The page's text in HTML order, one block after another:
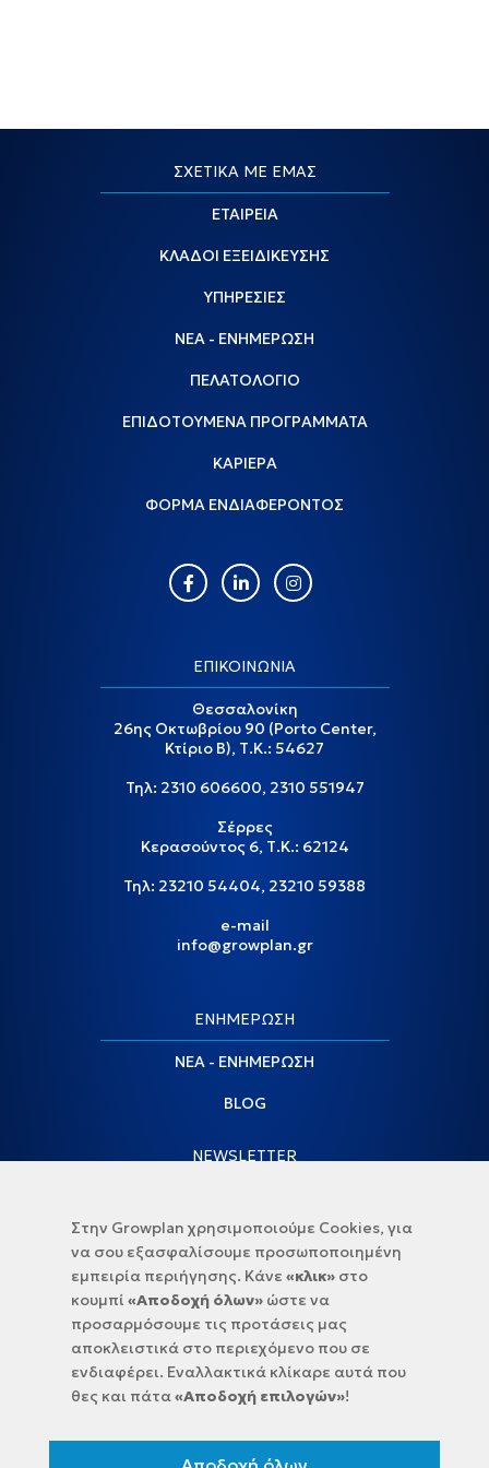
Στην Growplan χρησιμοποιούμε Cookies, για
να σου εξασφαλίσουμε προσωποποιημένη
εμπειρία περιήγησης. Κάνε «κλικ»στο
κουμπί «Αποδοχή όλων»ώστε να
προσαρμόσουμε τις προτάσεις μας
αποκλειστικά στο περιεχόμενο που σε
ενδιαφέρει. Εναλλακτικά κλίκαρε αυτά που
θες και πάτα«Αποδοχή επιλογών»!
ΣΧΕΤΙΚΑ ΜΕ ΕΜΑΣ
ΕΤΑΙΡΕΙΑ
ΚΛΑΔΟΙ ΕΞΕΙΔΙΚΕΥΣΗΣ
ΥΠΗΡΕΣΙΕΣ
ΝΕΑ - ΕΝΗΜΕΡΩΣΗ
ΠΕΛΑΤΟΛΟΓΙΟ
ΕΠΙΔΟΤΟΥΜΕΝΑ ΠΡΟΓΡΑΜΜΑΤΑ
ΚΑΡΙΕΡΑ
ΦΟΡΜΑ ΕΝΔΙΑΦΕΡΟΝΤΟΣ
ΕΠΙΚΟΙΝΩΝΙΑ
Θεσσαλονίκη
26ης Οκτωβρίου 90 (Porto Center,
Κτίριο Β), Τ.Κ.: 54627
Τηλ: 2310 606600, 2310 551947
Σέρρες
Κερασούντος 6, Τ.Κ.: 62124
Τηλ: 23210 54404, 23210 59388
e-mail
info@growplan.gr
ΕΝΗΜΕΡΩΣΗ
ΝΕΑ - ΕΝΗΜΕΡΩΣΗ
BLOG
NEWSLETTER